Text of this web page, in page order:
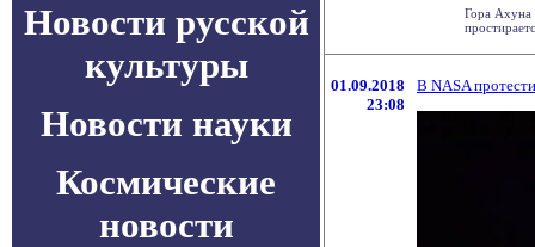
Новости русской
культуры
Новости науки
Космические
новости
Гора Ахуна
01.09.2018
23:08
В NASA